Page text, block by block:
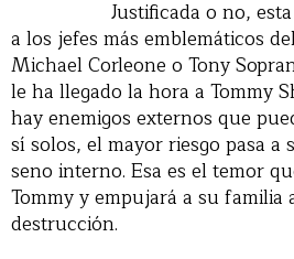
Justificada o no,
a los jefes más emblemáticos
Michael Corleone o Tony
le ha llegado la hora a Tommy
hay enemigos externos que
sí solos, el mayor riesgo pasa a
seno interno. Esa es el temor
Tommy y empujará a su familia
destrucción.